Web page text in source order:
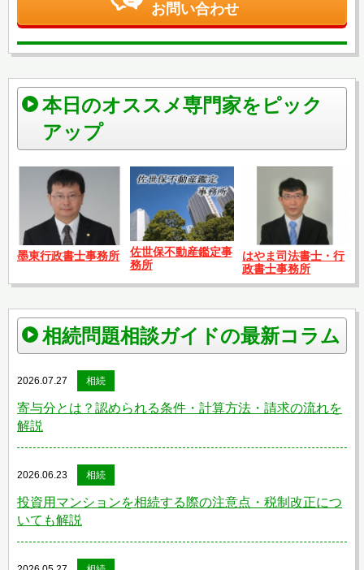
お問い合わせ
本日のオススメ専門家をピック
アップ
墨東行政書士事務所
佐世保不動産鑑定事
務所
はやま司法書士・行
政書士事務所
相続問題相談ガイドの最新コラム
2026.07.27 相続
寄与分とは？認められる条件・計算方法・請求の流れを
解説
2026.06.23 相続
投資用マンションを相続する際の注意点・税制改正につ
いても解説